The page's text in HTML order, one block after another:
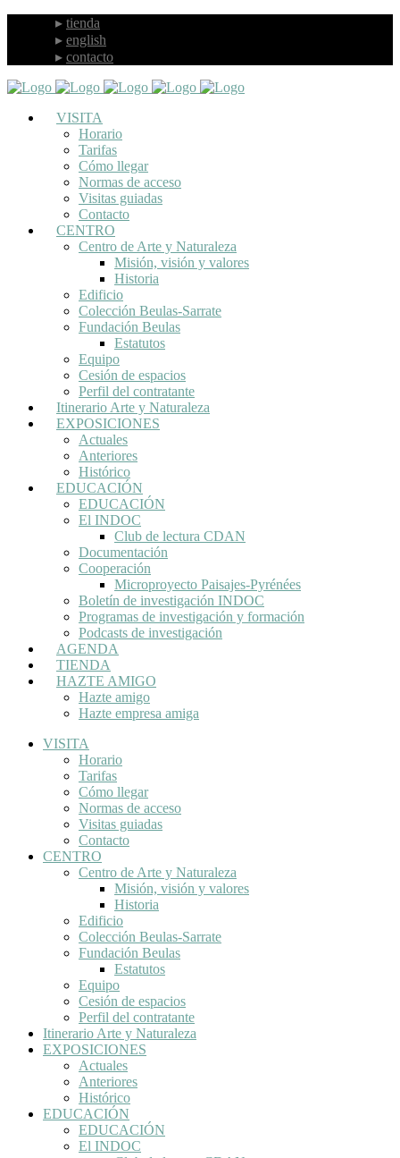
tienda
english
contacto
VISITA
Horario
Tarifas
Cómo llegar
Normas de acceso
Visitas guiadas
Contacto
CENTRO
Centro de Arte y Naturaleza
Misión, visión y valores
Historia
Edificio
Colección Beulas-Sarrate
Fundación Beulas
Estatutos
Equipo
Cesión de espacios
Perfil del contratante
Itinerario Arte y Naturaleza
EXPOSICIONES
Actuales
Anteriores
Histórico
EDUCACIÓN
EDUCACIÓN
El INDOC
Club de lectura CDAN
Documentación
Cooperación
Microproyecto Paisajes-Pyrénées
Boletín de investigación INDOC
Programas de investigación y formación
Podcasts de investigación
AGENDA
TIENDA
HAZTE AMIGO
Hazte amigo
Hazte empresa amiga
VISITA
Horario
Tarifas
Cómo llegar
Normas de acceso
Visitas guiadas
Contacto
CENTRO
Centro de Arte y Naturaleza
Misión, visión y valores
Historia
Edificio
Colección Beulas-Sarrate
Fundación Beulas
Estatutos
Equipo
Cesión de espacios
Perfil del contratante
Itinerario Arte y Naturaleza
EXPOSICIONES
Actuales
Anteriores
Histórico
EDUCACIÓN
EDUCACIÓN
El INDOC